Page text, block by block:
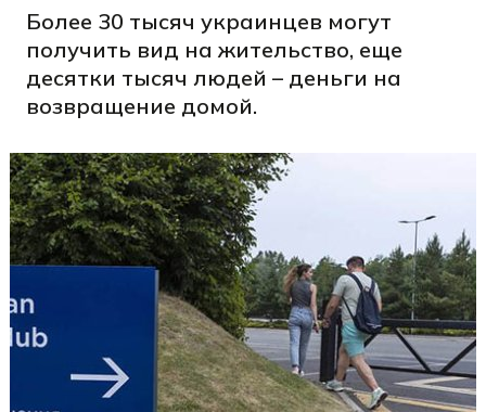
Более 30 тысяч украинцев могут
получить вид на жительство, еще
десятки тысяч людей – деньги на
возвращение домой.